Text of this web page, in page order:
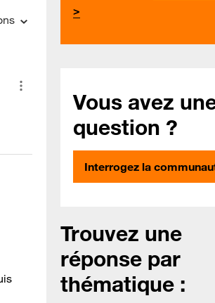
>
Vous avez
question ?
Interrogez la
Trouvez une
réponse par
thématique :